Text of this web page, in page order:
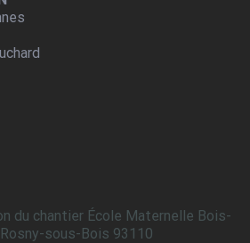
du chantier École Maternelle Bois-
sous-Bois 93110